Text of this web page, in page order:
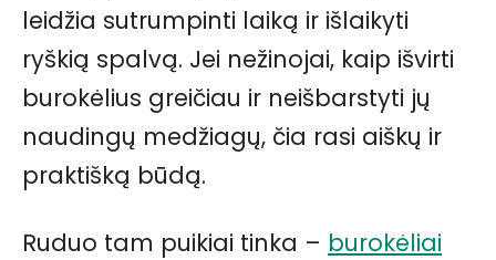
leidžia sutrumpinti laiką ir išlaikyti
ryškią spalvą. Jei nežinojai, kaip išvirti
burokėlius greičiau ir neišbarstyti jų
naudingų medžiagų, čia rasi aiškų ir
praktišką būdą.
Ruduo tam puikiai tinka – burokėliai